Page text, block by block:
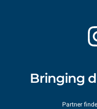
Bringing
Partner